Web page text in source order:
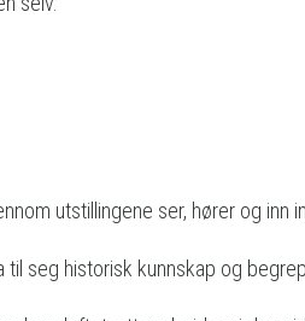
utstillingene ser, hører og inn
seg historisk kunnskap og